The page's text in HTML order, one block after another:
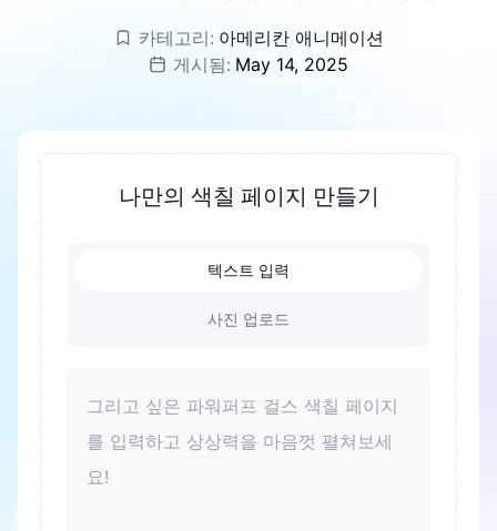
카테고리: 아메리칸 애니메이션
게시됨: May 14, 2025
나만의 색칠 페이지 만들기
텍스트 입력
사진 업로드